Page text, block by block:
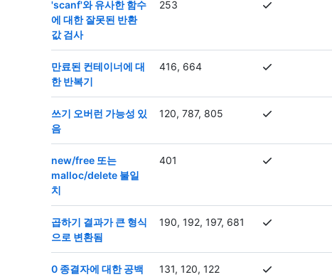
'scanf'와 유사한 함수
에 대한 잘못된 반환
값 검사
253
만료된 컨테이너에 대
한 반복기
416, 664
쓰기 오버런 가능성 있
음
120, 787, 805
new/free 또는
malloc/delete 불일
치
401
곱하기 결과가 큰 형식
으로 변환됨
190, 192, 197, 681
0 종결자에 대한 공백
131, 120, 122